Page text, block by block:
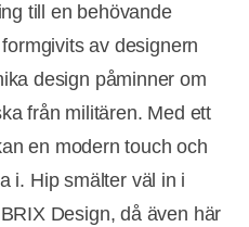
till en behövande
av designern
design påminner om
från militären. Med ett
en modern touch och
i. Hip smälter väl in i
Design, då även här